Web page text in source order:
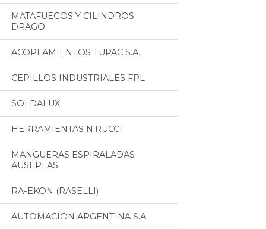
MATAFUEGOS Y CILINDROS
DRAGO
ACOPLAMIENTOS TUPAC S.A.
CEPILLOS INDUSTRIALES FPL
SOLDALUX
HERRAMIENTAS N.RUCCI
MANGUERAS ESPIRALADAS
AUSEPLAS
RA-EKON (RASELLI)
AUTOMACION ARGENTINA S.A.